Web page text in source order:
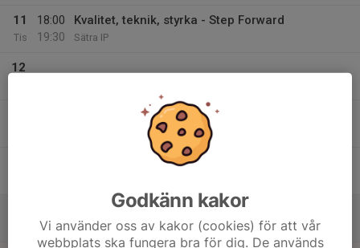
11
Tis
18:00
19:30
Kvalitet, teknik, styrka - Step Forward
Sätra IP
12
Intervaller Tantolunden
Tantolunden, Zinkens väg
10:30
Sandbana eller backe
Brantbrinks IP
Godkänn kakor
Vi använder oss av kakor (cookies) för att vår
webbplats ska fungera bra för dig. De används